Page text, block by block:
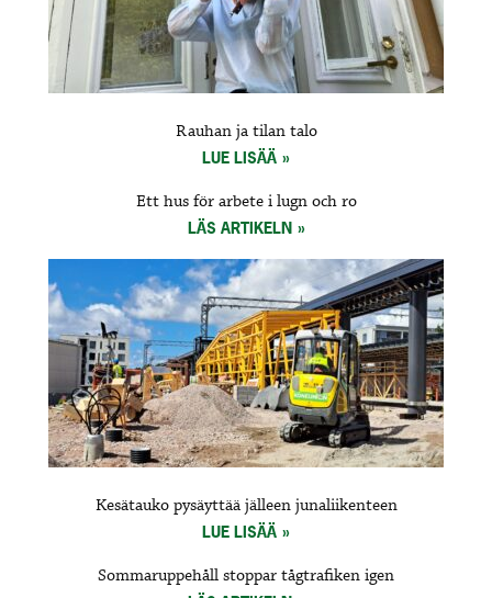
Rauhan ja tilan talo
LUE LISÄÄ
Ett hus för arbete i lugn och ro
LÄS ARTIKELN
Kesätauko pysäyttää jälleen junaliikenteen
LUE LISÄÄ
Sommaruppehåll stoppar tågtrafiken igen